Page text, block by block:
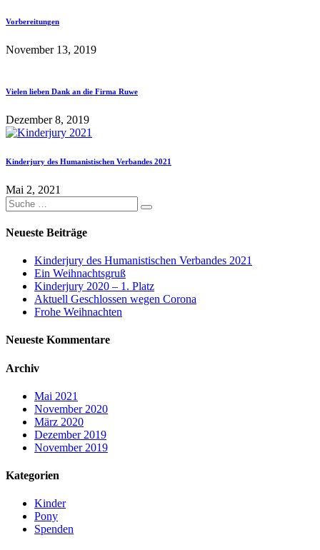
Vorbereitungen
November 13, 2019
Vielen lieben Dank an die Firma Ruwe
Dezember 8, 2019
Kinderjury des Humanistischen Verbandes 2021
Mai 2, 2021
Neueste Beiträge
Kinderjury des Humanistischen Verbandes 2021
Ein Weihnachtsgruß
Kinderjury 2020 – 1. Platz
Aktuell Geschlossen wegen Corona
Frohe Weihnachten
Neueste Kommentare
Archiv
Mai 2021
November 2020
März 2020
Dezember 2019
November 2019
Kategorien
Kinder
Pony
Spenden